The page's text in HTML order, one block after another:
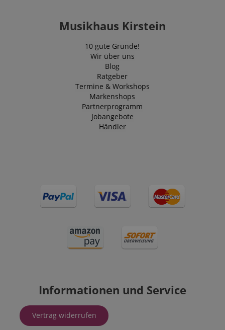
Musikhaus Kirstein
10 gute Gründe!
Wir über uns
Blog
Ratgeber
Termine & Workshops
Markenshops
Partnerprogramm
Jobangebote
Händler
Informationen und Service
Vertrag widerrufen